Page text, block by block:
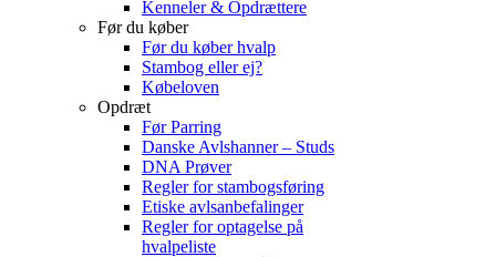
Kenneler & Opdrættere
Før du køber
Før du køber hvalp
Stambog eller ej?
Købeloven
Opdræt
Før Parring
Danske Avlshanner – Studs
DNA Prøver
Regler for stambogsføring
Etiske avlsanbefalinger
Regler for optagelse på
hvalpeliste